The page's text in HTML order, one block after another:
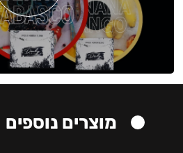
מוצרים נוספים